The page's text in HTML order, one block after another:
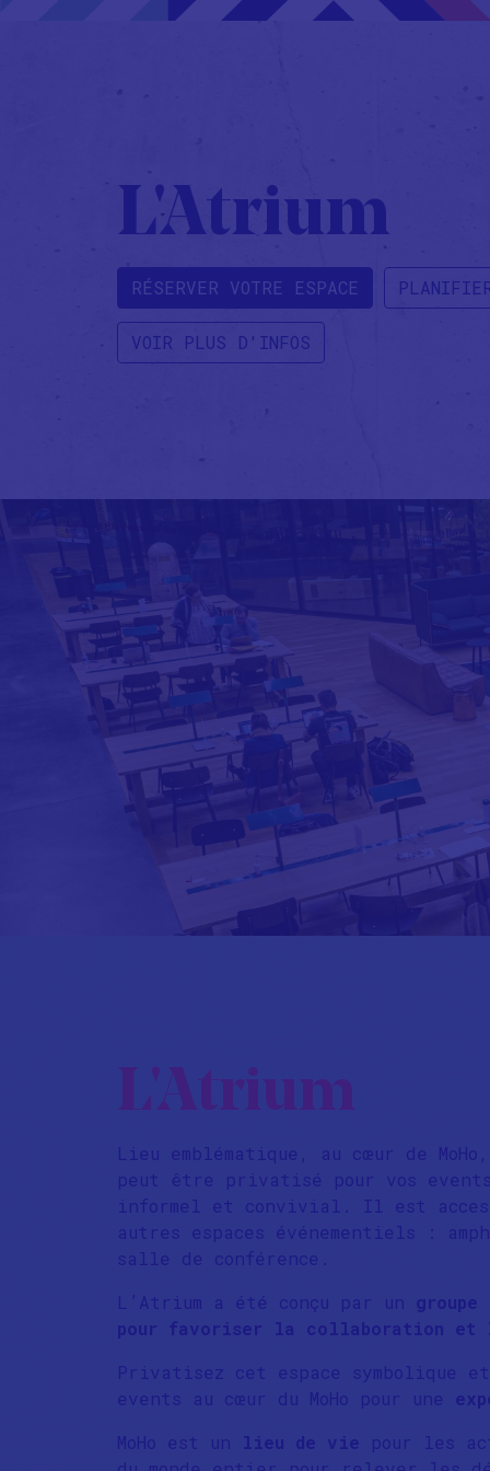
L'Atrium
RÉSERVER VOTRE ESPACE
VOIR PLUS D'INFOS
Lieu emblématique, au cœur de
peut être privatisé pour vos
informel et convivial. Il est
autres espaces événementiels :
salle de conférence.
L’Atrium a été conçu par un groupe
pour favoriser la collaboration et
Privatisez cet espace symbolique
events au cœur du MoHo pour une
MoHo est un
lieu de vie
pour les